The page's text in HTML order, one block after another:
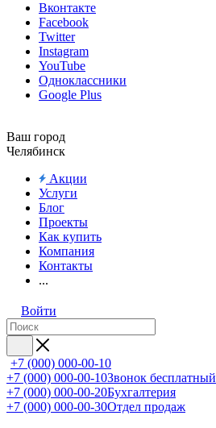
Вконтакте
Facebook
Twitter
Instagram
YouTube
Одноклассники
Google Plus
Ваш город
Челябинск
Акции
Услуги
Блог
Проекты
Как купить
Компания
Контакты
...
Войти
+7 (000) 000-00-10
+7 (000) 000-00-10Звонок бесплатный
+7 (000) 000-00-20Бухгалтерия
+7 (000) 000-00-30Отдел продаж